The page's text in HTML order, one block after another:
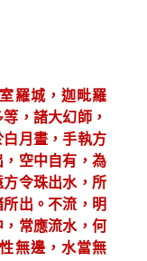
羅城，迦毗羅
，諸大幻師，
月晝，手執方
空中自有，為
令珠出水，所
出。不流，明
常應流水，何
無邊，水當無